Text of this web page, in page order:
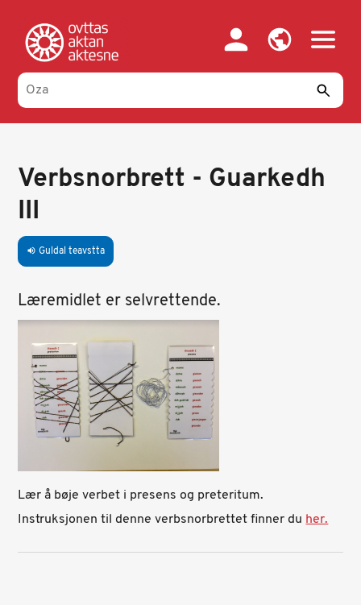
main
content
Verbsnorbrett - Guarkedh
III
volume_up Guldal teavstta
Læremidlet er selvrettende.
Lær å bøje verbet i presens og preteritum.
Instruksjonen til denne verbsnorbrettet finner duher.